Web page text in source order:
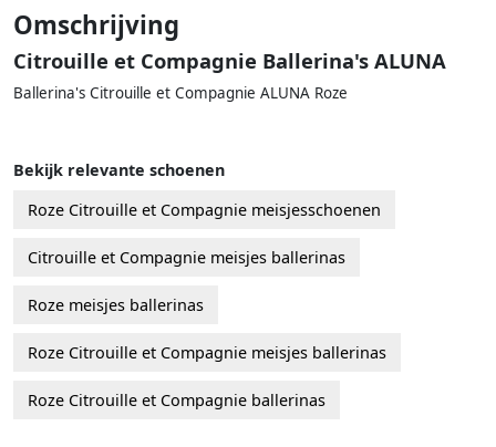
Omschrijving
Citrouille et Compagnie Ballerina's ALUNA
Ballerina's Citrouille et Compagnie ALUNA Roze
Bekijk relevante schoenen
Roze Citrouille et Compagnie meisjesschoenen
Citrouille et Compagnie meisjes ballerinas
Roze meisjes ballerinas
Roze Citrouille et Compagnie meisjes ballerinas
Roze Citrouille et Compagnie ballerinas